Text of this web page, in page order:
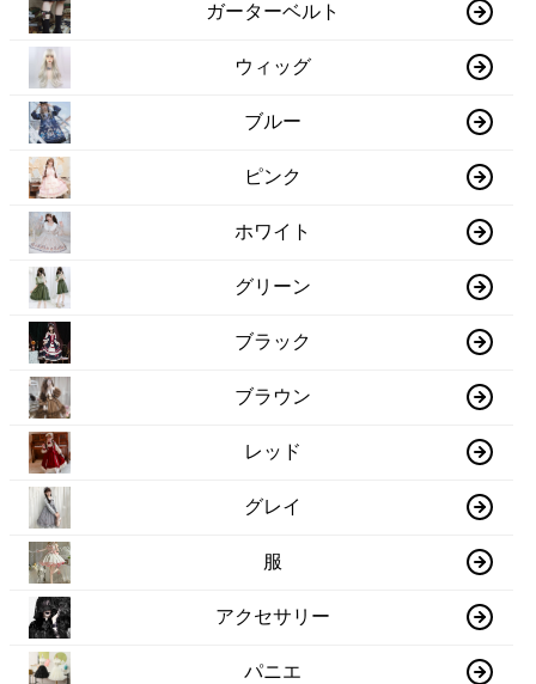
ガーターベルト
ウィッグ
ブルー
ピンク
ホワイト
グリーン
ブラック
ブラウン
レッド
グレイ
服
アクセサリー
パニエ